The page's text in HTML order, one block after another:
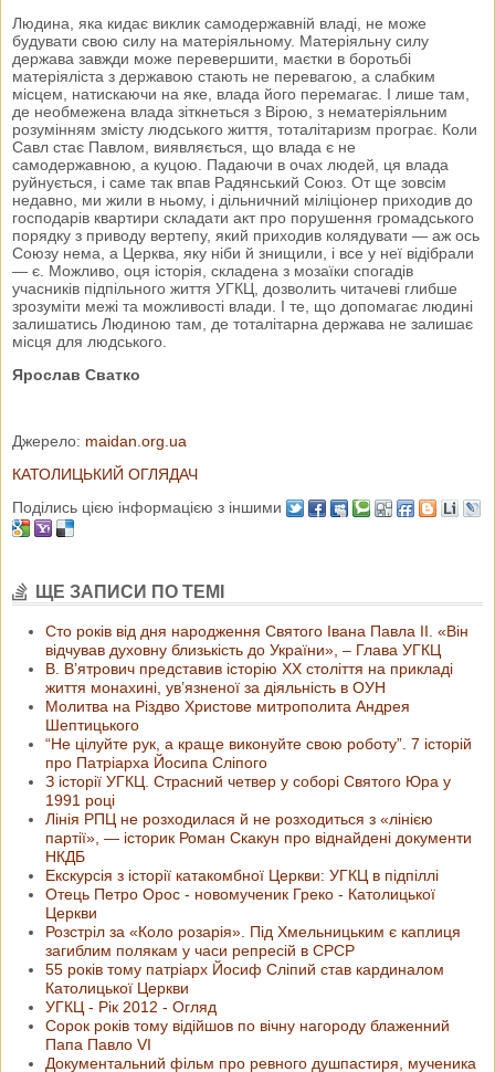
Людина, яка кидає виклик самодержавній владі, не може
будувати свою силу на матеріяльному. Матеріяльну силу
держава завжди може перевершити, маєтки в боротьбі
матеріяліста з державою стають не перевагою, а слабким
місцем, натискаючи на яке, влада його перемагає. І лише там,
де необмежена влада зіткнеться з Вірою, з нематеріяльним
розумінням змісту людського життя, тоталітаризм програє. Коли
Савл стає Павлом, виявляється, що влада є не
самодержавною, а куцою. Падаючи в очах людей, ця влада
руйнується, і саме так впав Радянський Союз. От ще зовсім
недавно, ми жили в ньому, і дільничний міліціонер приходив до
господарів квартири складати акт про порушення громадського
порядку з приводу вертепу, який приходив колядувати — аж ось
Союзу нема, а Церква, яку ніби й знищили, і все у неї відібрали
— є. Можливо, оця історія, складена з мозаїки спогадів
учасників підпільного життя УГКЦ, дозволить читачеві глибше
зрозуміти межі та можливості влади. І те, що допомагає людині
залишатись Людиною там, де тоталітарна держава не залишає
місця для людського.
Ярослав Сватко
Джерело: maidan.org.ua
КАТОЛИЦЬКИЙ ОГЛЯДАЧ
Поділись цією інформацією з іншими
ЩЕ ЗАПИСИ ПО ТЕМІ
Сто років від дня народження Святого Івана Павла ІІ. «Він
відчував духовну близькість до України», – Глава УГКЦ
В. В’ятрович представив історію ХХ століття на прикладі
життя монахині, ув’язненої за діяльність в ОУН
Молитва на Різдво Христове митрополита Андрея
Шептицького
“Не цілуйте рук, а краще виконуйте свою роботу”. 7 історій
про Патріарха Йосипа Сліпого
З історії УГКЦ. Страсний четвер у соборі Святого Юра у
1991 році
Лінія РПЦ не розходилася й не розходиться з «лінією
партії», — історик Роман Скакун про віднайдені документи
НКДБ
Екскурсія з історії катакомбної Церкви: УГКЦ в підпіллі
Отець Петро Орос - новомученик Греко - Католицької
Церкви
Розстріл за «Коло розарія». Під Хмельницьким є каплиця
загиблим полякам у часи репресій в СРСР
55 років тому патріарх Йосиф Сліпий став кардиналом
Католицької Церкви
УГКЦ - Рік 2012 - Огляд
Сорок років тому відійшов по вічну нагороду блаженний
Папа Павло VI
Документальний фільм про ревного душпастиря, мученика